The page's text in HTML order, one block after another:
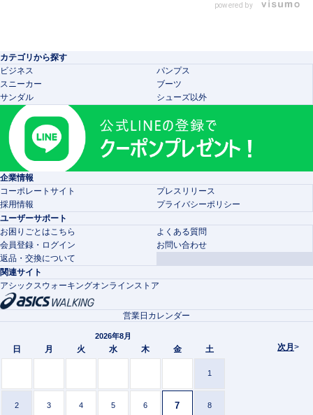
powered by
カテゴリから探す
ビジネス
パンプス
スニーカー
ブーツ
サンダル
シューズ以外
企業情報
コーポレートサイト
プレスリリース
採用情報
プライバシーポリシー
ユーザーサポート
お困りごとはこちら
よくある質問
会員登録・ログイン
お問い合わせ
返品・交換について
関連サイト
アシックスウォーキングオンラインストア
次月>
営業日カレンダー
2026年8月
日 月 火 水 木 金 土
1
2 3 4 5 6 7 8